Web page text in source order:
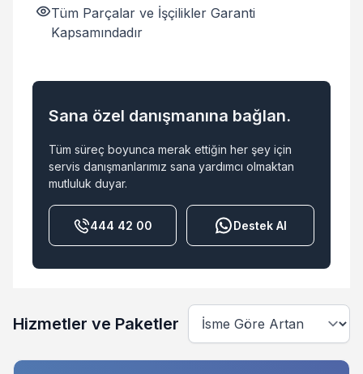
Tüm Parçalar ve İşçilikler Garanti
Kapsamındadır
Sana özel danışmanına bağlan.
Tüm süreç boyunca merak ettiğin her şey için
servis danışmanlarımız sana yardımcı olmaktan
mutluluk duyar.
444 42 00 Destek Al
Hizmetler ve Paketler